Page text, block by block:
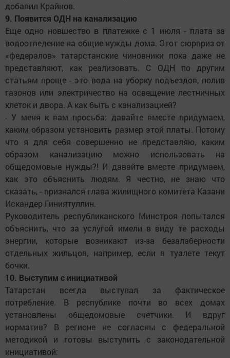
добавил Крайнов.
9. Появится ОДН на канализацию
Еще одно новшество в платежке с 1 июля - плата за
водоотведение на общие нужды дома. Этот сюрприз от
«федералов» татарстанские чиновники пока даже не
представляют, как реализовать. С ОДН по другим
статьям проще - это вода на уборку подъездов, полив
газонов или электричество на освещение лестничных
клеток и двора. А как быть с канализацией?
- У меня к вам просьба: давайте вместе придумаем,
каким образом установить размер этой платы. Потому
что я для себя совершенно не представляю, каким
образом канализацию можно использовать на
общедомовые нужды?! И давайте вместе придумаем,
как это объяснить людям. Я честно, не знаю что
сказать, - признался глава жилищного комитета Казани
Искандер Гиниятуллин.
Руководитель республиканского Минстроя попытался
объяснить, что за услугой имели в виду те расходы
энергии, которые возникают из-за безалаберности
отдельных жильцов, например, если в туалете текут
бочки.
10. Выступим с инициативой
Татарстан всегда выступал за фактическое
потребление. В республике почти во всех домах
установлены общедомовые счетчики. И вдруг
норматив? В регионе не согласны с федеральной
методикой и готовы выступить с законодательной
инициативой: